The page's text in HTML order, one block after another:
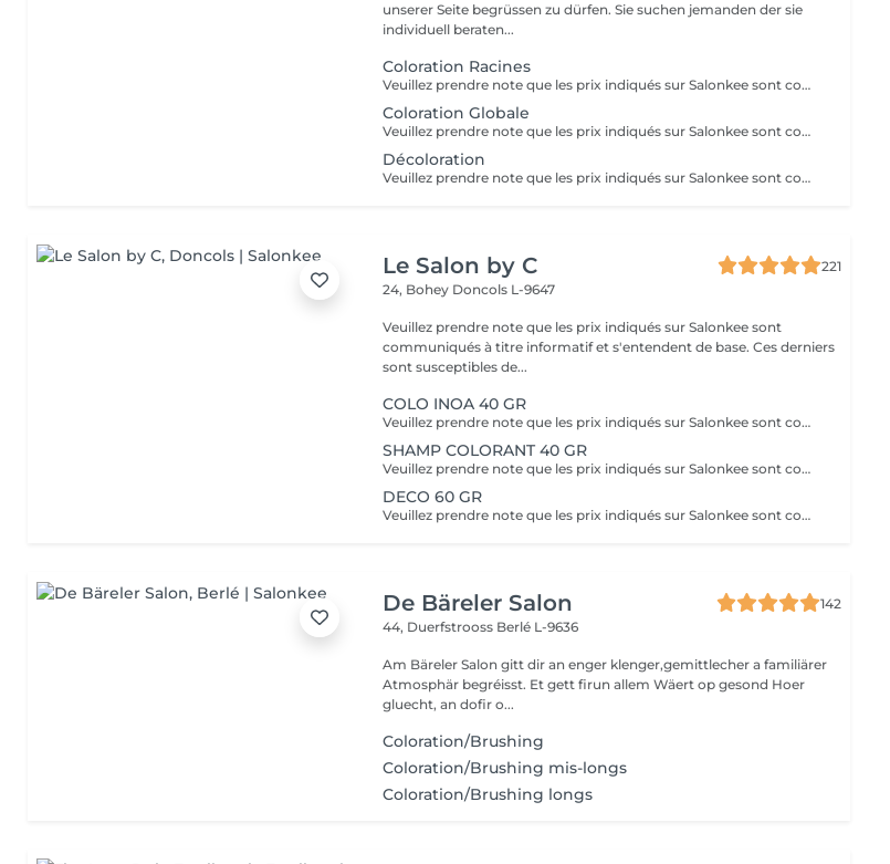
unserer Seite begrüssen zu dürfen. Sie suchen jemanden der sie
individuell beraten...
Coloration Racines
Veuillez prendre note que les prix indiqués sur Salonkee sont communiqués à titre informatif et s'entendent de base. Ces derniers sont susceptibles de varier selon le diagnostic réalisé à votre arrivée au salon et l'expertise du professionnel à qui vous confiez votre beauté. Dans tous les cas, un devis précis vous sera proposé et toutes réalisations de prestations seront effectuées avec votre accord. Un grand merci d'avance pour votre compréhension. Au plaisir de vous recevoir très vite.
Coloration Globale
Veuillez prendre note que les prix indiqués sur Salonkee sont communiqués à titre informatif et s'entendent de base. Ces derniers sont susceptibles de varier selon le diagnostic réalisé à votre arrivée au salon et l'expertise du professionnel à qui vous confiez votre beauté. Dans tous les cas, un devis précis vous sera proposé et toutes réalisations de prestations seront effectuées avec votre accord. Un grand merci d'avance pour votre compréhension. Au plaisir de vous recevoir très vite.
Décoloration
Veuillez prendre note que les prix indiqués sur Salonkee sont communiqués à titre informatif et s'entendent de base. Ces derniers sont susceptibles de varier selon le diagnostic réalisé à votre arrivée au salon et l'expertise du professionnel à qui vous confiez votre beauté. Dans tous les cas, un devis précis vous sera proposé et toutes réalisations de prestations seront effectuées avec votre accord. Un grand merci d'avance pour votre compréhension. Au plaisir de vous recevoir très vite.
Le Salon by C
221
24, Bohey Doncols L-9647
Veuillez prendre note que les prix indiqués sur Salonkee sont
communiqués à titre informatif et s'entendent de base. Ces derniers
sont susceptibles de...
COLO INOA 40 GR
Veuillez prendre note que les prix indiqués sur Salonkee sont communiqués à titre informatif et s'entendent de base. Ces derniers sont susceptibles de varier selon le diagnostic réalisé à votre arrivée au salon et l'expertise du professionnel à qui vous confiez votre beauté. Dans tous les cas, un devis précis vous sera proposé et toutes réalisations de prestations seront effectuées avec votre accord. Un grand merci d'avance pour votre compréhension. Au plaisir de vous recevoir très vite.
SHAMP COLORANT 40 GR
Veuillez prendre note que les prix indiqués sur Salonkee sont communiqués à titre informatif et s'entendent de base. Ces derniers sont susceptibles de varier selon le diagnostic réalisé à votre arrivée au salon et l'expertise du professionnel à qui vous confiez votre beauté. Dans tous les cas, un devis précis vous sera proposé et toutes réalisations de prestations seront effectuées avec votre accord. Un grand merci d'avance pour votre compréhension. Au plaisir de vous recevoir très vite.
DECO 60 GR
Veuillez prendre note que les prix indiqués sur Salonkee sont communiqués à titre informatif et s'entendent de base. Ces derniers sont susceptibles de varier selon le diagnostic réalisé à votre arrivée au salon et l'expertise du professionnel à qui vous confiez votre beauté. Dans tous les cas, un devis précis vous sera proposé et toutes réalisations de prestations seront effectuées avec votre accord. Un grand merci d'avance pour votre compréhension. Au plaisir de vous recevoir très vite.
De Bäreler Salon
142
44, Duerfstrooss Berlé L-9636
Am Bäreler Salon gitt dir an enger klenger,gemittlecher a familiärer
Atmosphär begréisst. Et gett firun allem Wäert op gesond Hoer
gluecht, an dofir o...
Coloration/Brushing
Coloration/Brushing mis-longs
Coloration/Brushing longs